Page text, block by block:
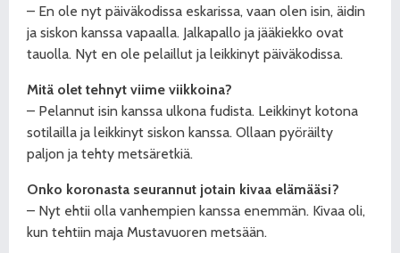
– En ole nyt päiväkodissa eskarissa, vaan olen isin, äidin
ja siskon kanssa vapaalla. Jalkapallo ja jääkiekko ovat
tauolla. Nyt en ole pelaillut ja leikkinyt päiväkodissa.
Mitä olet tehnyt viime viikkoina?
– Pelannut isin kanssa ulkona fudista. Leikkinyt kotona
sotilailla ja leikkinyt siskon kanssa. Ollaan pyöräilty
paljon ja tehty metsäretkiä.
Onko koronasta seurannut jotain kivaa elämääsi?
– Nyt ehtii olla vanhempien kanssa enemmän. Kivaa oli,
kun tehtiin maja Mustavuoren metsään.